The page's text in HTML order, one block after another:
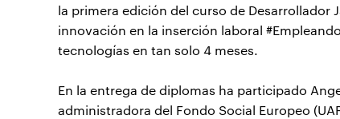
la primera edición del curso de
innovación en la inserción laboral
tecnologías en tan solo 4 meses.
En la entrega de diplomas ha participado
administradora del Fondo Social Europeo